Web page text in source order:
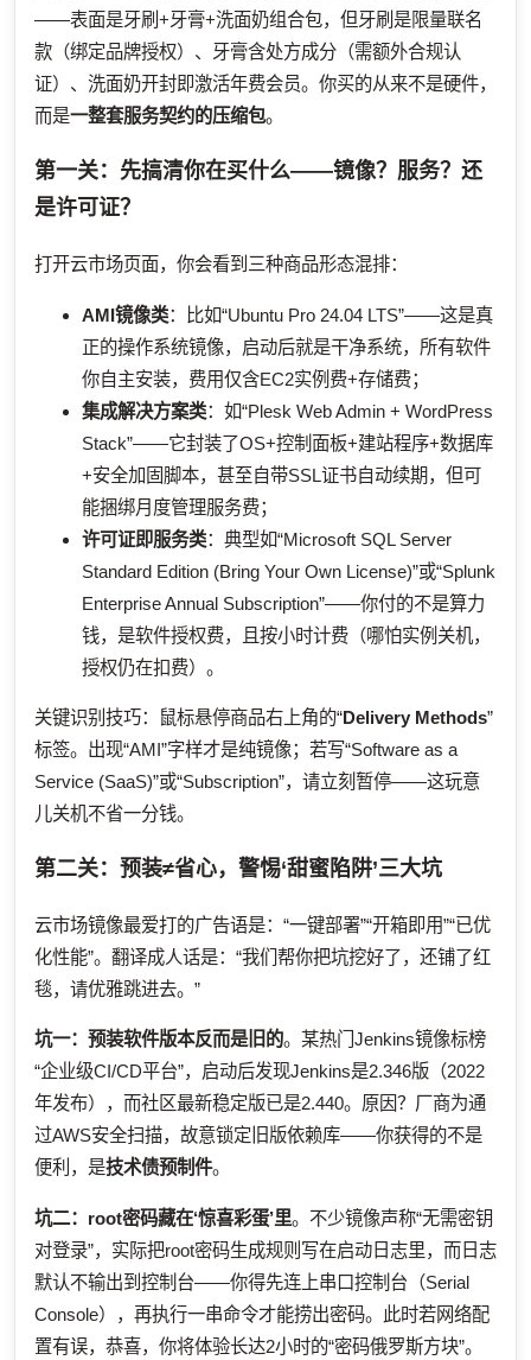
——表面是牙刷+牙膏+洗面奶组合包，但牙刷是限量联名
款（绑定品牌授权）、牙膏含处方成分（需额外合规认
证）、洗面奶开封即激活年费会员。你买的从来不是硬件，
而是一整套服务契约的压缩包。
第一关：先搞清你在买什么——镜像？服务？还
是许可证？
打开云市场页面，你会看到三种商品形态混排：
AMI镜像类：比如“Ubuntu Pro 24.04 LTS”——这是真
正的操作系统镜像，启动后就是干净系统，所有软件
你自主安装，费用仅含EC2实例费+存储费；
集成解决方案类：如“Plesk Web Admin + WordPress
Stack”——它封装了OS+控制面板+建站程序+数据库
+安全加固脚本，甚至自带SSL证书自动续期，但可
能捆绑月度管理服务费；
许可证即服务类：典型如“Microsoft SQL Server
Standard Edition (Bring Your Own License)”或“Splunk
Enterprise Annual Subscription”——你付的不是算力
钱，是软件授权费，且按小时计费（哪怕实例关机，
授权仍在扣费）。
关键识别技巧：鼠标悬停商品右上角的“Delivery Methods”
标签。出现“AMI”字样才是纯镜像；若写“Software as a
Service (SaaS)”或“Subscription”，请立刻暂停——这玩意
儿关机不省一分钱。
第二关：预装≠省心，警惕‘甜蜜陷阱’三大坑
云市场镜像最爱打的广告语是：“一键部署”“开箱即用”“已优
化性能”。翻译成人话是：“我们帮你把坑挖好了，还铺了红
毯，请优雅跳进去。”
坑一：预装软件版本反而是旧的。某热门Jenkins镜像标榜
“企业级CI/CD平台”，启动后发现Jenkins是2.346版（2022
年发布），而社区最新稳定版已是2.440。原因？厂商为通
过AWS安全扫描，故意锁定旧版依赖库——你获得的不是
便利，是技术债预制件。
坑二：root密码藏在‘惊喜彩蛋’里。不少镜像声称“无需密钥
对登录”，实际把root密码生成规则写在启动日志里，而日志
默认不输出到控制台——你得先连上串口控制台（Serial
Console），再执行一串命令才能捞出密码。此时若网络配
置有误，恭喜，你将体验长达2小时的“密码俄罗斯方块”。